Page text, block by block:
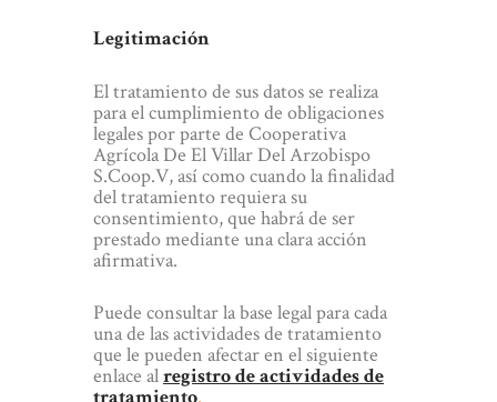
Legitimación
El tratamiento de sus datos se realiza
para el cumplimiento de obligaciones
legales por parte de Cooperativa
Agrícola De El Villar Del Arzobispo
S.Coop.V, así como cuando la finalidad
del tratamiento requiera su
consentimiento, que habrá de ser
prestado mediante una clara acción
afirmativa.
Puede consultar la base legal para cada
una de las actividades de tratamiento
que le pueden afectar en el siguiente
enlace alregistro de actividades de